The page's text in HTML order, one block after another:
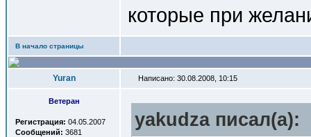
которые при
В начало страницы
Yuran Написано: 30.08.2008, 10:15
Ветеран
Регистрация: 04.05.2007
Сообщений: 3681
yakudza писал(a):